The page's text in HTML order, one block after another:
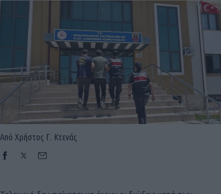
Social
Από Χρήστος Γ. Κτενάς